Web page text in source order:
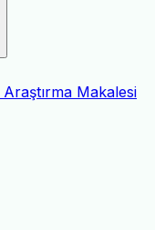
Araştırma Makalesi